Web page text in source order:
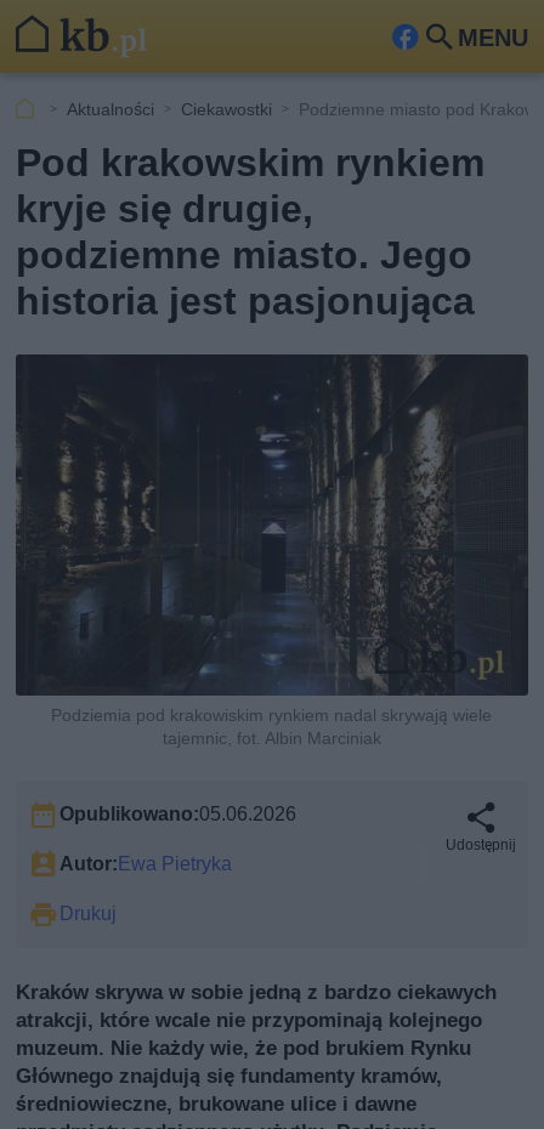
MENU
Fa
ook
Szu
Aktualności Ciekawostki Podziemne miasto pod
Pod krakowskim rynkiem
kryje się drugie,
podziemne miasto. Jego
historia jest pasjonująca
Podziemia pod krakowiskim rynkiem nadal skrywają wiele
tajemnic, fot. Albin Marciniak
Opublikowano:05.06.2026
Autor:Ewa Pietryka
Drukuj
Udostępnij
Kraków skrywa w sobie jedną z bardzo ciekawych
atrakcji, które wcale nie przypominają kolejnego
muzeum. Nie każdy wie, że pod brukiem Rynku
Głównego znajdują się fundamenty kramów,
średniowieczne, brukowane ulice i dawne